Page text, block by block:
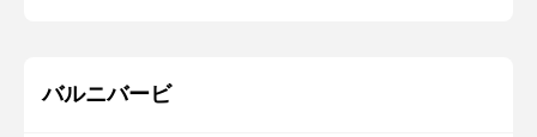
バルニバービ